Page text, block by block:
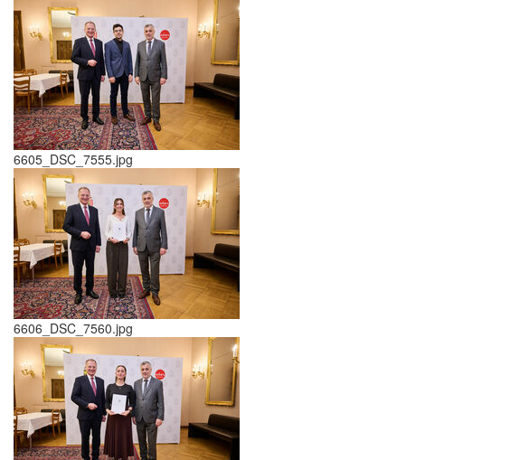
6605_DSC_7555.jpg
6606_DSC_7560.jpg